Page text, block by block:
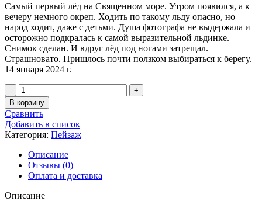
Самый первый лёд на Священном море. Утром появился, а к
вечеру немного окреп. Ходить по такому льду опасно, но
народ ходит, даже с детьми. Душа фотографа не выдержала и
осторожно подкралась к самой выразительной льдинке.
Снимок сделан. И вдруг лёд под ногами затрещал.
Страшновато. Пришлось почти ползком выбираться к берегу.
14 января 2024 г.
Количество
товара
Листвянка,
Лёд
В корзину
Сравнить
Добавить в список
Категория: Пейзаж
Описание
Отзывы (0)
Оплата и доставка
Описание